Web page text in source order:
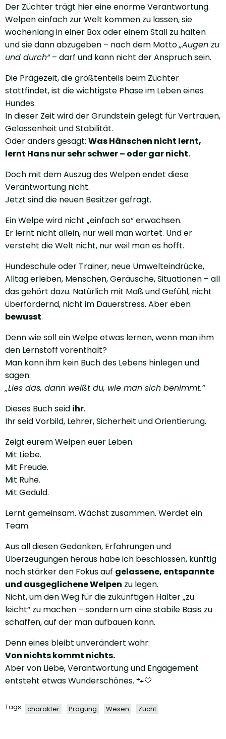
Der Züchter trägt hier eine enorme Verantwortung.
Welpen einfach zur Welt kommen zu lassen, sie
wochenlang in einer Box oder einem Stall zu halten
und sie dann abzugeben – nach dem Motto„Augen zu
und durch“– darf und kann nicht der Anspruch sein.
Die Prägezeit, die größtenteils beim Züchter
stattfindet, ist die wichtigste Phase im Leben eines
Hundes.
In dieser Zeit wird der Grundstein gelegt für Vertrauen,
Gelassenheit und Stabilität.
Oder anders gesagt: Was Hänschen nicht lernt,
lernt Hans nur sehr schwer – oder gar nicht.
Doch mit dem Auszug des Welpen endet diese
Verantwortung nicht.
Jetzt sind die neuen Besitzer gefragt.
Ein Welpe wird nicht „einfach so“ erwachsen.
Er lernt nicht allein, nur weil man wartet. Und er
versteht die Welt nicht, nur weil man es hofft.
Hundeschule oder Trainer, neue Umwelteindrücke,
Alltag erleben, Menschen, Geräusche, Situationen – all
das gehört dazu. Natürlich mit Maß und Gefühl, nicht
überfordernd, nicht im Dauerstress. Aber eben
bewusst.
Denn wie soll ein Welpe etwas lernen, wenn man ihm
den Lernstoff vorenthält?
Man kann ihm kein Buch des Lebens hinlegen und
sagen:
„Lies das, dann weißt du, wie man sich benimmt.“
Dieses Buch seid ihr.
Ihr seid Vorbild, Lehrer, Sicherheit und Orientierung.
Zeigt eurem Welpen euer Leben.
Mit Liebe.
Mit Freude.
Mit Ruhe.
Mit Geduld.
Lernt gemeinsam. Wächst zusammen. Werdet ein
Team.
Aus all diesen Gedanken, Erfahrungen und
Überzeugungen heraus habe ich beschlossen, künftig
noch stärker den Fokus auf gelassene, entspannte
und ausgeglichene Welpen zu legen.
Nicht, um den Weg für die zukünftigen Halter „zu
leicht“ zu machen – sondern um eine stabile Basis zu
schaffen, auf der man aufbauen kann.
Denn eines bleibt unverändert wahr:
Von nichts kommt nichts.
Aber von Liebe, Verantwortung und Engagement
entsteht etwas Wunderschönes. 🐾🤍
Tags: charakter Prägung Wesen Zucht